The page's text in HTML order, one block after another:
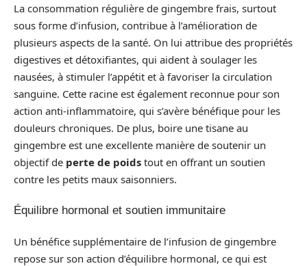
La consommation régulière de gingembre frais, surtout
sous forme d’infusion, contribue à l’amélioration de
plusieurs aspects de la santé. On lui attribue des propriétés
digestives et détoxifiantes, qui aident à soulager les
nausées, à stimuler l’appétit et à favoriser la circulation
sanguine. Cette racine est également reconnue pour son
action anti-inflammatoire, qui s’avère bénéfique pour les
douleurs chroniques. De plus, boire une tisane au
gingembre est une excellente manière de soutenir un
objectif de perte de poids tout en offrant un soutien
contre les petits maux saisonniers.
Équilibre hormonal et soutien immunitaire
Un bénéfice supplémentaire de l’infusion de gingembre
repose sur son action d’équilibre hormonal, ce qui est